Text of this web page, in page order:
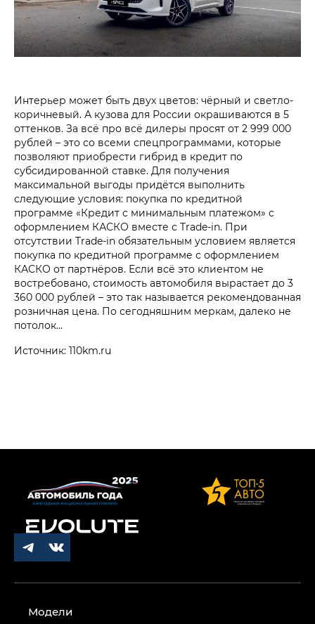
Интерьер может быть двух цветов: чёрный и светло-
коричневый. А кузова для России окрашиваются в 5
оттенков. За всё про всё дилеры просят от 2 999 000
рублей – это со всеми спецпрограммами, которые
позволяют приобрести гибрид в кредит по
субсидированной ставке. Для получения
максимальной выгоды придётся выполнить
следующие условия: покупка по кредитной
программе «Кредит с минимальным платежом» с
оформлением КАСКО вместе с Trade-in. При
отсутствии Trade-in обязательным условием является
покупка по кредитной программе с оформлением
КАСКО от партнёров. Если всё это клиентом не
востребовано, стоимость автомобиля вырастает до 3
360 000 рублей – это так называется рекомендованная
розничная цена. По сегодняшним меркам, далеко не
потолок…
Источник: 110km.ru
Модели